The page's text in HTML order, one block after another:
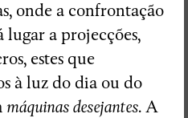
onde a confrontação
lugar a projecções,
estes que
à luz do dia ou do
máquinas desejantes. A